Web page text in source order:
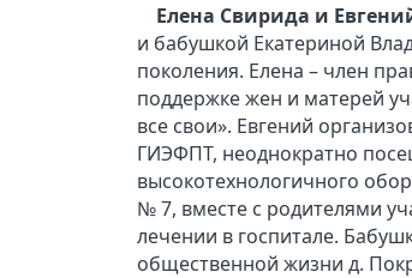
Елена Свирида и
и бабушкой Екатериной
поколения. Елена – член
поддержке жен и матерей
все свои». Евгений
ГИЭФПТ, неоднократно
высокотехнологичного
№ 7, вместе с родителями
лечении в госпитале.
общественной жизни д.